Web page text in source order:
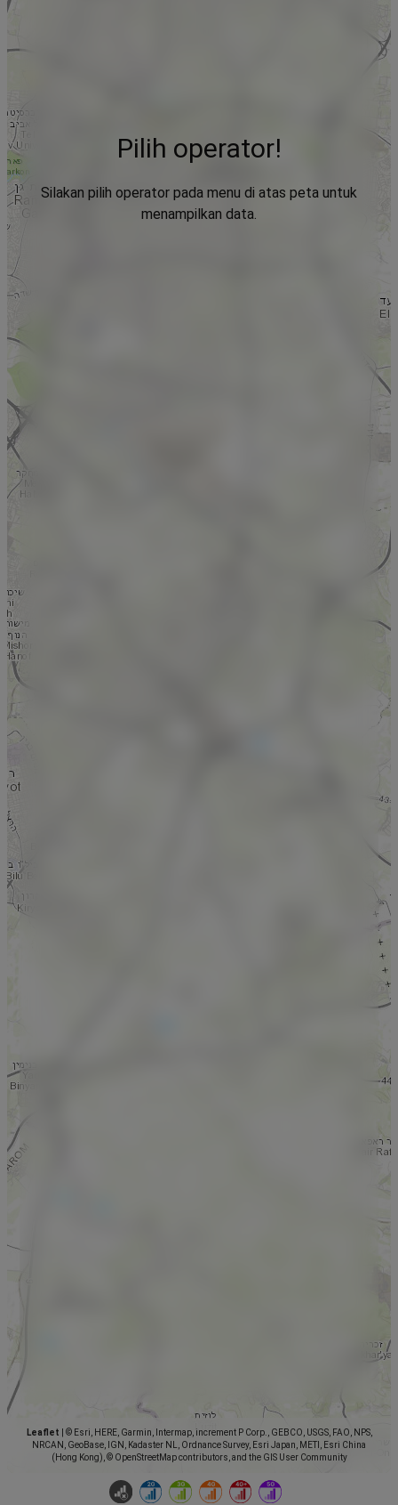
Leaflet
© Esri, HERE, Garmin, Intermap, increment P Corp., GEBCO, USGS, FAO, NPS,
NRCAN, GeoBase, IGN, Kadaster NL, Ordnance Survey, Esri Japan, METI, Esri China
(Hong Kong), © OpenStreetMap contributors, and the GIS User Community
Pilih operator!
Silakan pilih operator pada menu di atas peta untuk
menampilkan data.